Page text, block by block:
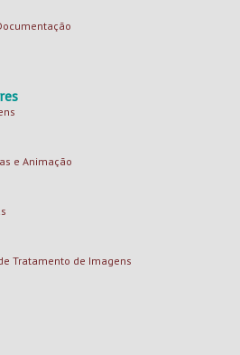
e Animação
Tratamento de Imagens